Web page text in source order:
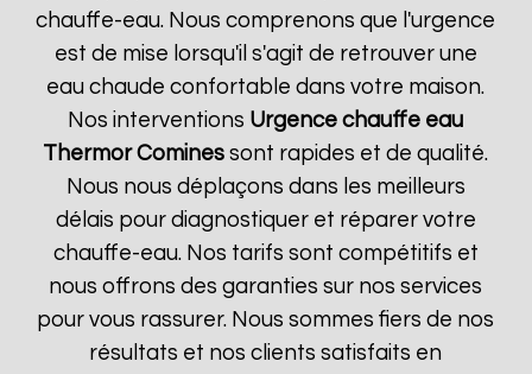
chauffe-eau. Nous comprenons que l'urgence
est de mise lorsqu'il s'agit de retrouver une
eau chaude confortable dans votre maison.
Nos interventions Urgence chauffe eau
Thermor Comines sont rapides et de qualité.
Nous nous déplaçons dans les meilleurs
délais pour diagnostiquer et réparer votre
chauffe-eau. Nos tarifs sont compétitifs et
nous offrons des garanties sur nos services
pour vous rassurer. Nous sommes fiers de nos
résultats et nos clients satisfaits en